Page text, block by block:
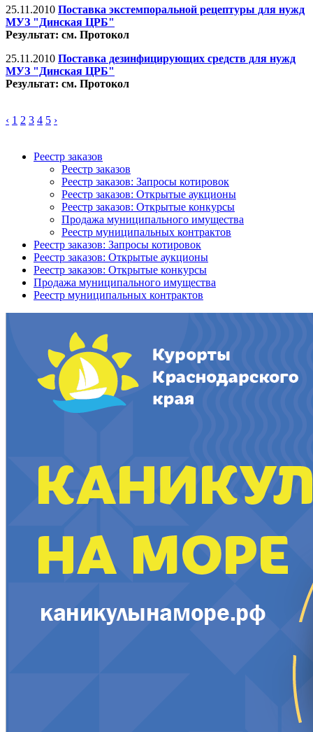
25.11.2010 Поставка экстемпоральной рецептуры для нужд
МУЗ "Динская ЦРБ"
Результат: см. Протокол
25.11.2010 Поставка дезинфицирующих средств для нужд
МУЗ "Динская ЦРБ"
Результат: см. Протокол
‹ 1 2 3 4 5 ›
Реестр заказов
Реестр заказов
Реестр заказов: Запросы котировок
Реестр заказов: Открытые аукционы
Реестр заказов: Открытые конкурсы
Продажа муниципального имущества
Реестр муниципальных контрактов
Реестр заказов: Запросы котировок
Реестр заказов: Открытые аукционы
Реестр заказов: Открытые конкурсы
Продажа муниципального имущества
Реестр муниципальных контрактов